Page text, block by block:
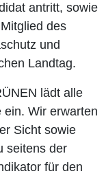
antritt, sowie
des
und
Landtag.
lädt alle
ein. Wir erwarten
Sicht sowie
seitens der
für den